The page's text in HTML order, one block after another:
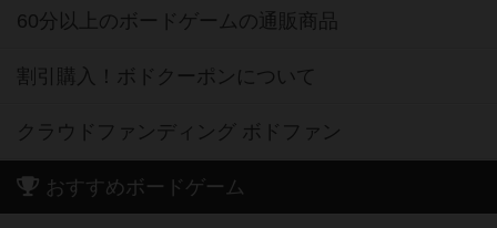
60分以上のボードゲームの通販商品
割引購入！ボドクーポンについて
クラウドファンディング ボドファン
おすすめボードゲーム